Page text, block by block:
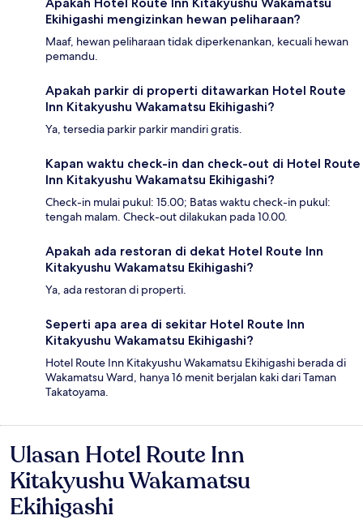
Ekihigashi mengizinkan hewan peliharaan?
Maaf, hewan peliharaan tidak diperkenankan, kecuali hewan
pemandu.
Apakah parkir di properti ditawarkan Hotel Route
Inn Kitakyushu Wakamatsu Ekihigashi?
Ya, tersedia parkir parkir mandiri gratis.
Kapan waktu check-in dan check-out di Hotel Route
Inn Kitakyushu Wakamatsu Ekihigashi?
Check-in mulai pukul: 15.00; Batas waktu check-in pukul:
tengah malam. Check-out dilakukan pada 10.00.
Apakah ada restoran di dekat Hotel Route Inn
Kitakyushu Wakamatsu Ekihigashi?
Ya, ada restoran di properti.
Seperti apa area di sekitar Hotel Route Inn
Kitakyushu Wakamatsu Ekihigashi?
Hotel Route Inn Kitakyushu Wakamatsu Ekihigashi berada di
Wakamatsu Ward, hanya 16 menit berjalan kaki dari Taman
Takatoyama.
Ulasan
Ulasan Hotel Route Inn
Kitakyushu Wakamatsu
Ekihigashi